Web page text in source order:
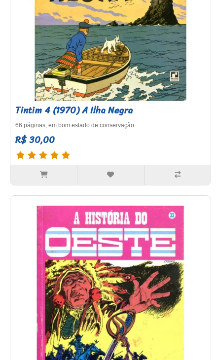
Tintim 4 (1970) A Ilha Negra
66 páginas, em bom estado de conservação...
R$ 30,00